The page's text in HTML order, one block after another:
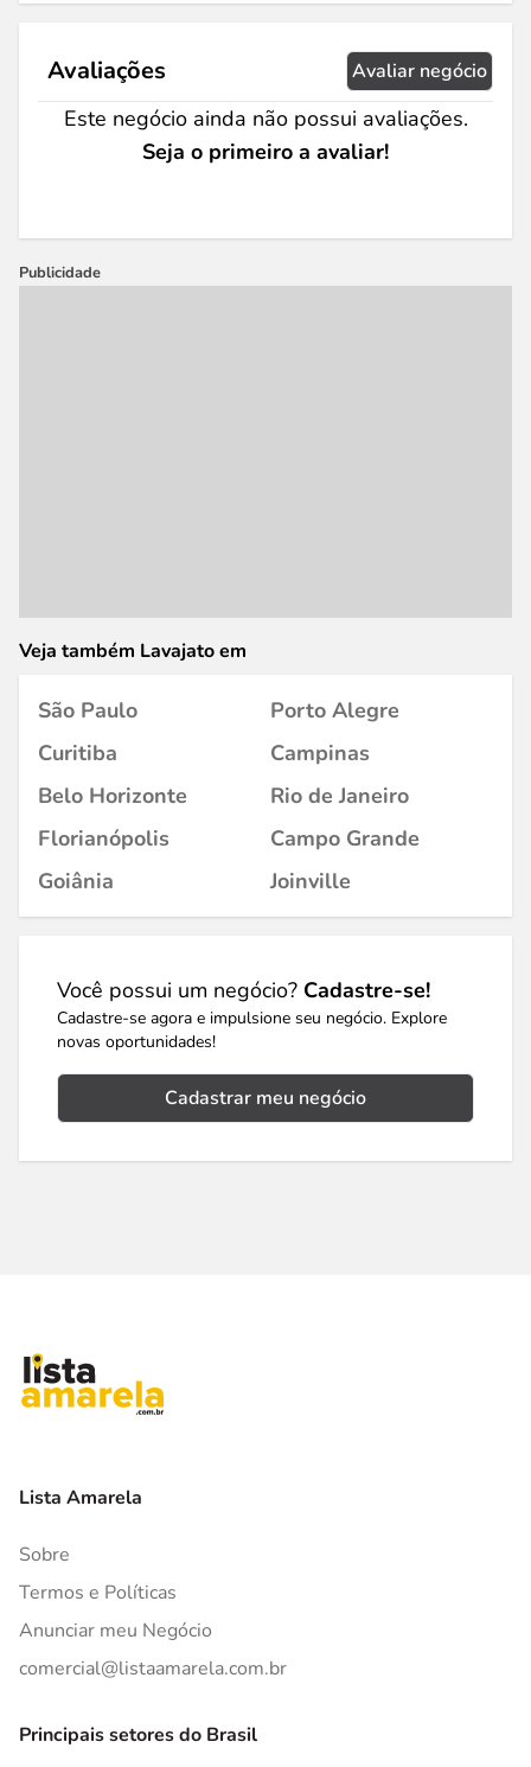
Avaliações Avaliar negócio
Este negócio ainda não possui avaliações.
Seja o primeiro a avaliar!
Publicidade
Veja também Lavajato em
São Paulo
Porto Alegre
Curitiba
Campinas
Belo Horizonte
Rio de Janeiro
Florianópolis
Campo Grande
Goiânia
Joinville
Você possui um negócio? Cadastre-se!
Cadastre-se agora e impulsione seu negócio. Explore
novas oportunidades!
Cadastrar meu negócio
Lista Amarela
Sobre
Termos e Políticas
Anunciar meu Negócio
comercial@listaamarela.com.br
Principais setores do Brasil